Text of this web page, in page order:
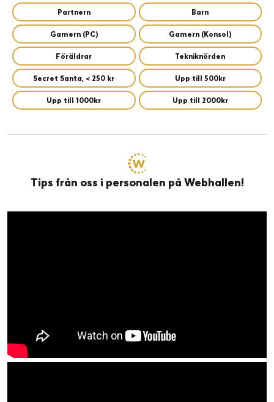
Partnern Barn
Gamern (PC) Gamern (Konsol)
Föräldrar Tekniknörden
Secret Santa, < 250 kr Upp till 500kr
Upp till 1000kr Upp till 2000kr
Tips från oss i personalen på Webhallen!